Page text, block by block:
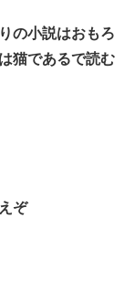
の小説はおもろ
猫であるで読む
ぞ